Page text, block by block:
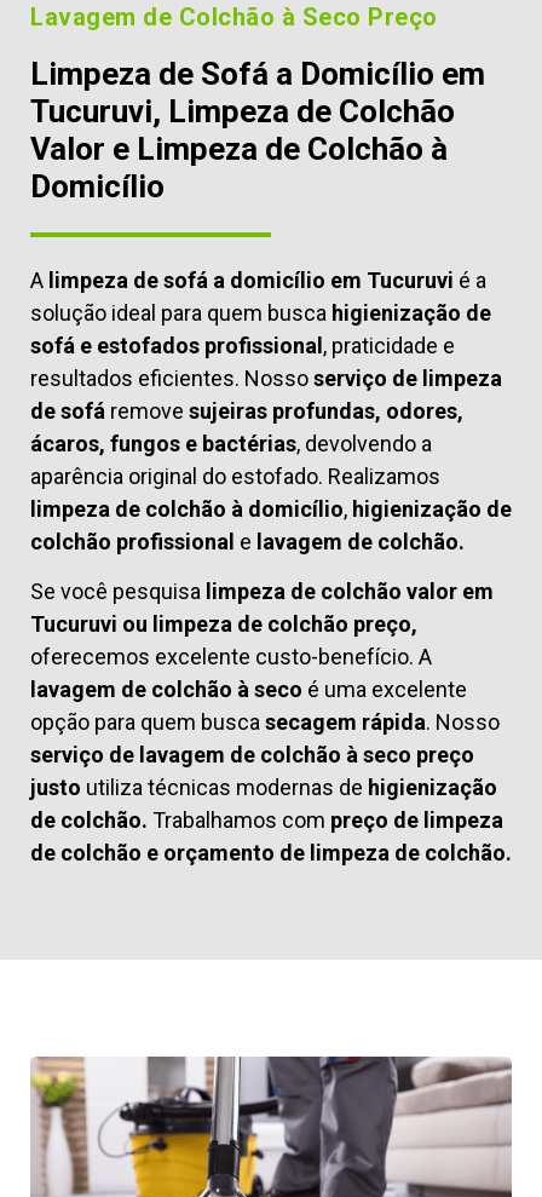
Lavagem de Colchão à Seco Preço
Limpeza de Sofá a Domicílio em
Tucuruvi, Limpeza de Colchão
Valor e Limpeza de Colchão à
Domicílio
A limpeza de sofá a domicílio em Tucuruvi é a
solução ideal para quem busca higienização de
sofá e estofados profissional, praticidade e
resultados eficientes. Nossoserviço de limpeza
de sofá remove sujeiras profundas, odores,
ácaros, fungos e bactérias, devolvendo a
aparência original do estofado. Realizamos
limpeza de colchão à domicílio, higienização de
colchão profissional e lavagem de colchão.
Se você pesquisa limpeza de colchão valor em
Tucuruvi ou limpeza de colchão preço,
oferecemos excelente custo-benefício. A
lavagem de colchão à seco é uma excelente
opção para quem busca secagem rápida. Nosso
serviço de lavagem de colchão à seco preço
justo utiliza técnicas modernas de higienização
de colchão. Trabalhamos com preço de limpeza
de colchão e orçamento de limpeza de colchão.